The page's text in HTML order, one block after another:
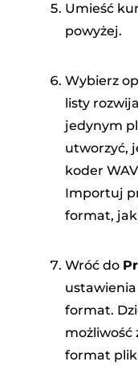
Umieść
powyżej.
Wybierz
listy
jedynym
utworzyć,
koder
Importuj
format,
Wróć do
format.
możliwość
format